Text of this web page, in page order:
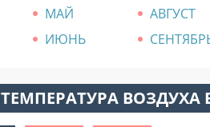
МАЙ АВГУСТ
ИЮНЬ
ТЕМПЕРАТУРА ВОЗДУХА